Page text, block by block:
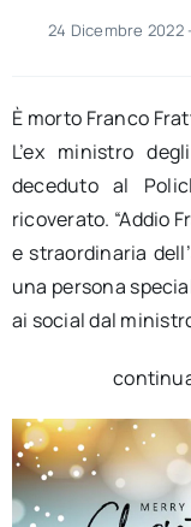
24 Dicembre 2022
È morto Franco
L’ex ministro
deceduto al
ricoverato. “Addio
e straordinaria
una persona
ai social dal